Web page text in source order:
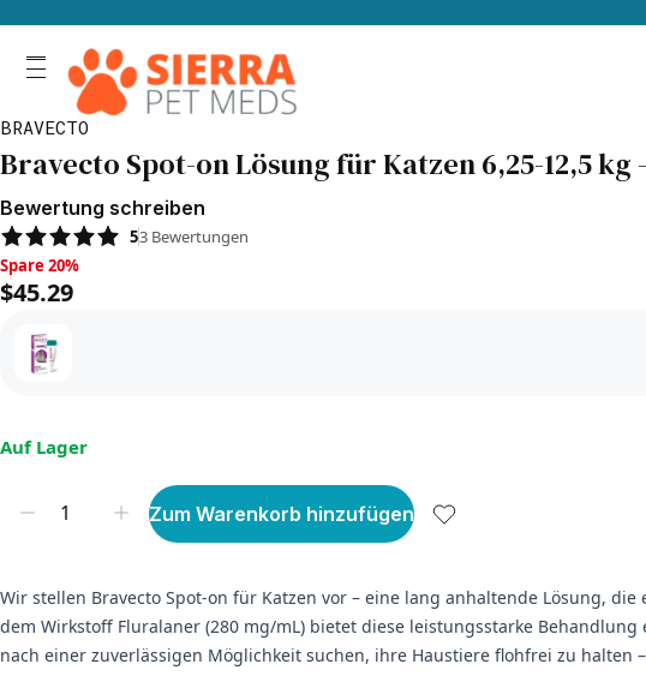
BRAVECTO
Bravecto Spot-on Lösung für Katzen 6,25-12,5 kg
Bewertung schreiben
53 Bewertungen
Spare 20%, $45.29
Spare 20%
$45.29
Auf Lager
Zum Warenkorb hinzufügen
Wir stellen Bravecto Spot-on für Katzen vor – eine lang anhaltende Lösung,
dem Wirkstoff Fluralaner (280 mg/mL) bietet diese leistungsstarke
nach einer zuverlässigen Möglichkeit suchen, ihre Haustiere flohfrei zu halten